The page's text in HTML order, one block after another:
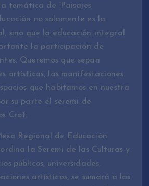
temática de ‘Paisajes
no solamente es la
sino que la educación integral
la participación de
Queremos que sepan
artísticas, las manifestaciones
que habitamos en nuestra
su parte el seremi de
Crot.
Regional de Educación
la Seremi de las Culturas y
públicos, universidades,
artísticas, se sumará a las